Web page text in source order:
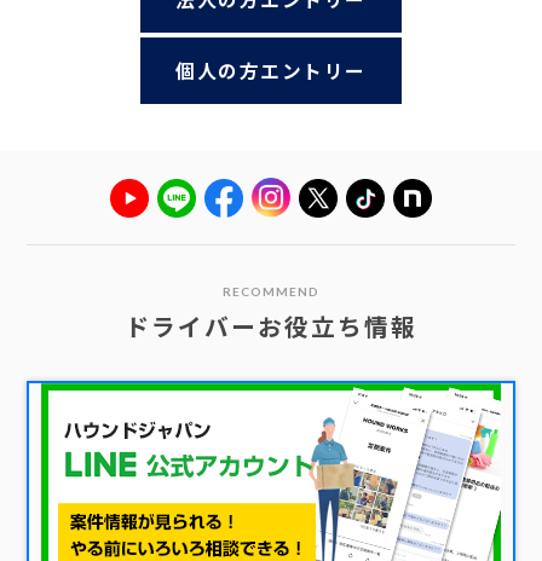
個人の方エントリー
RECOMMEND
ドライバーお役立ち情報